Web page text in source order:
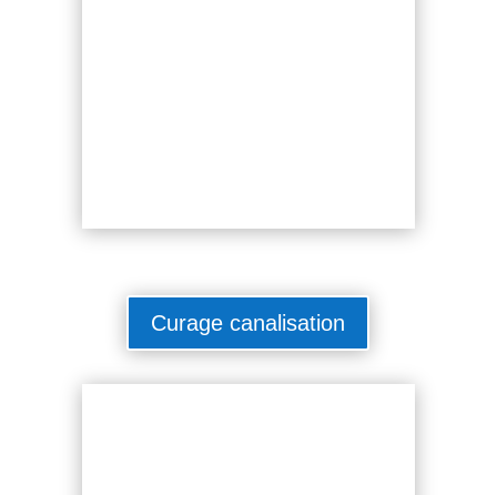
Curage canalisation